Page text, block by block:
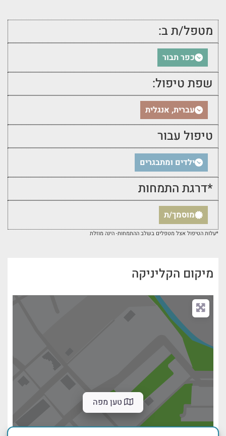
מטפל/ת ב:
כפר תבור
שפת טיפול:
עברית, אנגלית
טיפול עבור
ילדים ומתבגרים
*דרגת התמחות
מוסמך/ת
*עלות הטיפול אצל מטפלים בשלב ההתמחות- הינה מוזלת
מיקום הקליניקה
טען מפה